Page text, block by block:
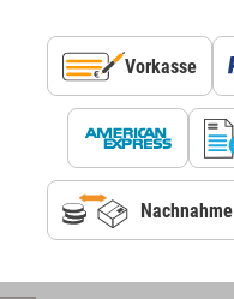
Vorkasse
Nachnahme